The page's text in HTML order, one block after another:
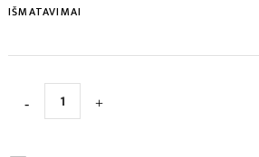
IŠMATAVIMAI